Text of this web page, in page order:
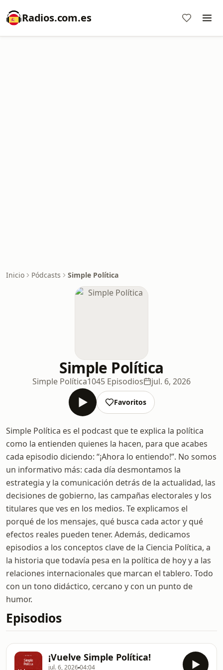
Radios.com.es
Inicio Pódcasts Simple Política
Simple Política
Simple Política1045 Episodios jul. 6, 2026
Favoritos
Simple Política es el podcast que te explica la política
como la entienden quienes la hacen, para que acabes
cada episodio diciendo: “¡Ahora lo entiendo!”. No somos
un informativo más: cada día desmontamos la
estrategia y la comunicación detrás de la actualidad, las
decisiones de gobierno, las campañas electorales y los
titulares que ves en los medios. Te explicamos el
porqué de los mensajes, qué busca cada actor y qué
efectos reales pueden tener. Además, dedicamos
episodios a los conceptos clave de la Ciencia Política, a
la historia que todavía pesa en la política de hoy y a las
relaciones internacionales que marcan el tablero. Todo
con un tono didáctico, cercano y con un punto de
humor.
Episodios
¡Vuelve Simple Política!
jul. 6, 202604:04